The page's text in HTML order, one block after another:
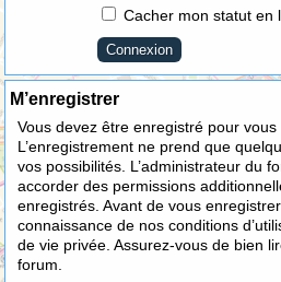
Cacher mon statut en
M’enregistrer
Vous devez être enregistré pour vous
L’enregistrement ne prend que
vos possibilités. L’administrateur du
accorder des permissions
enregistrés. Avant de vous
connaissance de nos conditions
de vie privée. Assurez-vous de bien
forum.